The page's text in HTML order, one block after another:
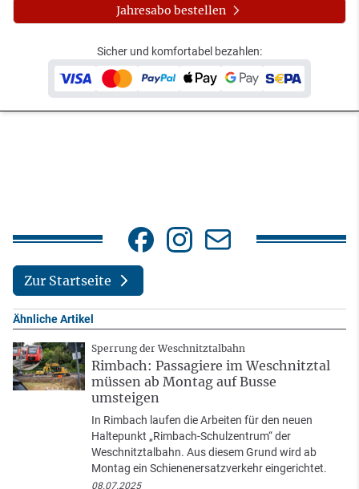
Jahresabo bestellen
Sicher und komfortabel bezahlen:
Zur Startseite
Ähnliche Artikel
Sperrung der Weschnitztalbahn
Rimbach: Passagiere im Weschnitztal
müssen ab Montag auf Busse
umsteigen
In Rimbach laufen die Arbeiten für den neuen
Haltepunkt „Rimbach-Schulzentrum“ der
Weschnitztalbahn. Aus diesem Grund wird ab
Montag ein Schienenersatzverkehr eingerichtet.
08.07.2025